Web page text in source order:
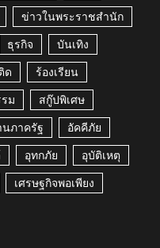
ข่าวในพระราชสำนัก
ธุรกิจ บันเทิง
ด ร้องเรียน
ม สกู๊ปพิเศษ
ภาครัฐ อัคคีภัย
อุทกภัย อุบัติเหตุ
เศรษฐกิจพอเพียง